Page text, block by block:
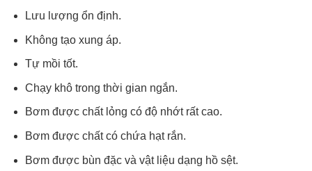
Lưu lượng ổn định.
Không tạo xung áp.
Tự mồi tốt.
Chạy khô trong thời gian ngắn.
Bơm được chất lỏng có độ nhớt rất cao.
Bơm được chất có chứa hạt rắn.
Bơm được bùn đặc và vật liệu dạng hồ sệt.